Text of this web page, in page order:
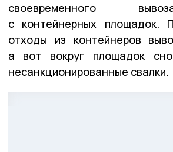
своевременного
с контейнерных площадок.
отходы из контейнеров
а вот вокруг площадок
несанкционированные свалки.